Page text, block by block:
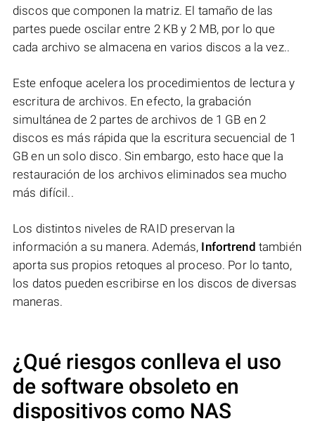
discos que componen la matriz. El tamaño de las
partes puede oscilar entre 2 KB y 2 MB, por lo que
cada archivo se almacena en varios discos a la vez..
Este enfoque acelera los procedimientos de lectura y
escritura de archivos. En efecto, la grabación
simultánea de 2 partes de archivos de 1 GB en 2
discos es más rápida que la escritura secuencial de 1
GB en un solo disco. Sin embargo, esto hace que la
restauración de los archivos eliminados sea mucho
más difícil..
Los distintos niveles de RAID preservan la
información a su manera. Además, Infortrend también
aporta sus propios retoques al proceso. Por lo tanto,
los datos pueden escribirse en los discos de diversas
maneras.
¿Qué riesgos conlleva el uso
de software obsoleto en
dispositivos como NAS